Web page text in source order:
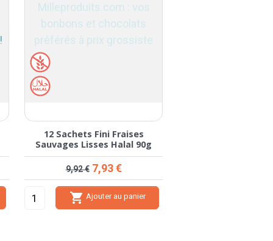
12 Sachets Fini Fraises
Sauvages Lisses Halal 90g
Prix de base
9,92 € Prix
7,93 €
 Ajouter au panier